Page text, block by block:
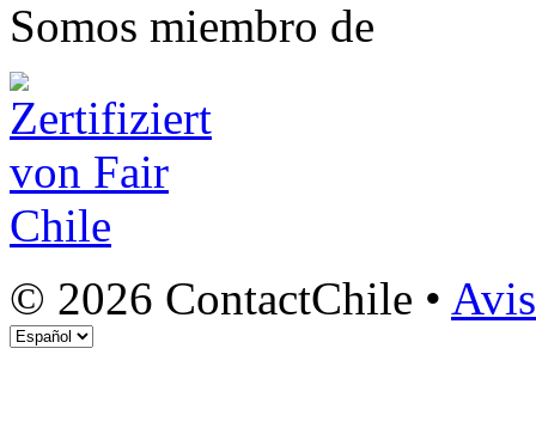
Somos miembro de
© 2026 ContactChile •